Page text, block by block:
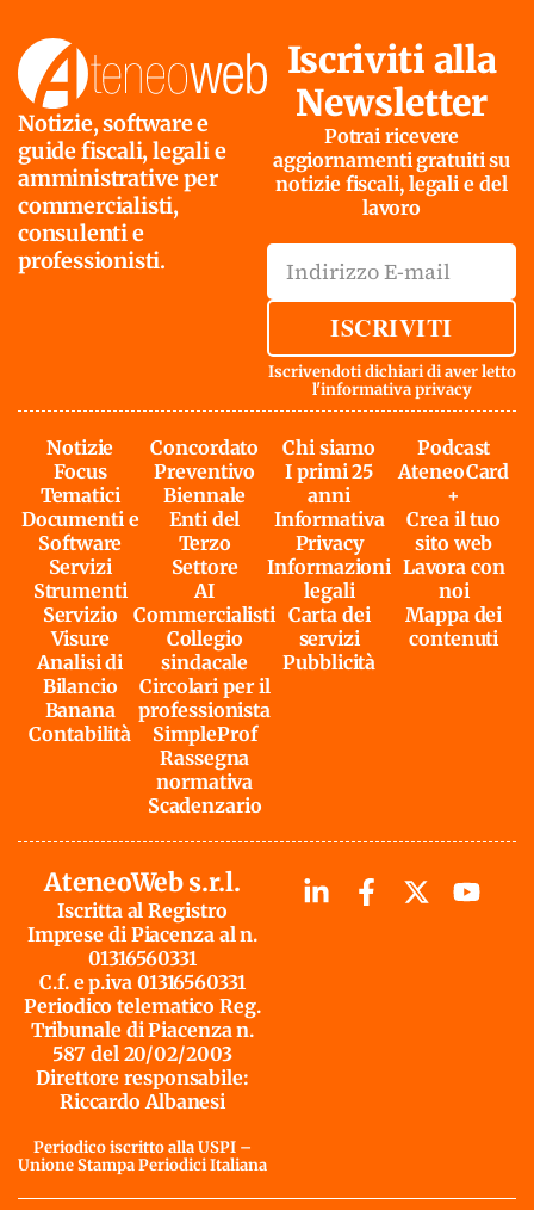
Notizie, software e
guide fiscali, legali e
amministrative per
commercialisti,
consulenti e
professionisti.
Iscriviti alla
Newsletter
Potrai ricevere
aggiornamenti gratuiti su
notizie fiscali, legali e del
lavoro
ISCRIVITI
Iscrivendoti dichiari di aver letto
l'informativa privacy
Notizie
Focus
Tematici
Documenti e
Software
Servizi
Strumenti
Servizio
Visure
Analisi di
Bilancio
Banana
Contabilità
Concordato
Preventivo
Biennale
Enti del
Terzo
Settore
AI
Commercialisti
Collegio
sindacale
Circolari per il
professionista
SimpleProf
Rassegna
normativa
Scadenzario
Chi siamo
I primi 25
anni
Informativa
Privacy
Informazioni
legali
Carta dei
servizi
Pubblicità
Podcast
AteneoCard
+
Crea il tuo
sito web
Lavora con
noi
Mappa dei
contenuti
AteneoWeb s.r.l.
Iscritta al Registro
Imprese di Piacenza al n.
01316560331
C.f. e p.iva 01316560331
Periodico telematico Reg.
Tribunale di Piacenza n.
587 del 20/02/2003
Direttore responsabile:
Riccardo Albanesi
Periodico iscritto alla USPI –
Unione Stampa Periodici Italiana